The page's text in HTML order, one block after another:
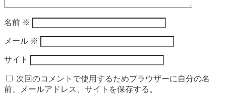
名前 ※
メール ※
サイト
次回のコメントで使用するためブラウザーに自分の名
前、メールアドレス、サイトを保存する。